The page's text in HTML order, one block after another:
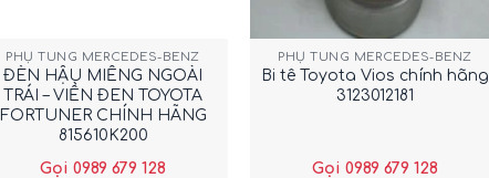
PHỤ TÙNG MERCEDES-BENZ
ĐÈN HẬU MIẾNG NGOÀI
TRÁI – VIỀN ĐEN TOYOTA
FORTUNER CHÍNH HÃNG
815610K200
Gọi 0989 679 128
PHỤ TÙNG MERCEDES-BENZ
Bi tê Toyota Vios chính hãng
3123012181
Gọi 0989 679 128